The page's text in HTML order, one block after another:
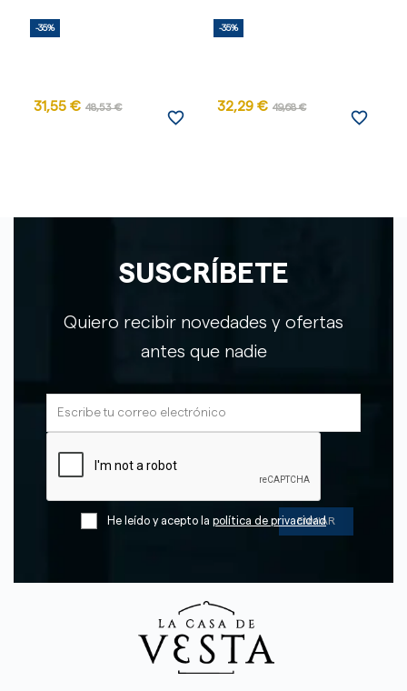
-35%
31,55 € 48,53 €
favorite_border
-35%
32,29 € 49,68 €
favorite_border
SUSCRÍBETE
Quiero recibir novedades y ofertas
antes que nadie
He leído y acepto la política de privacidad